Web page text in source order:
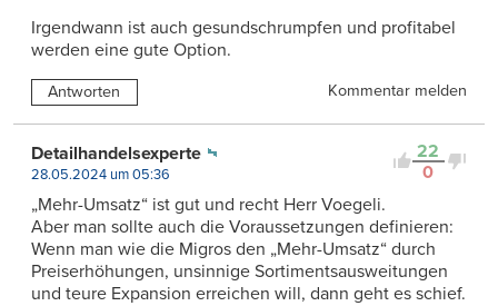
Irgendwann ist auch gesundschrumpfen und profitabel
werden eine gute Option.
Antworten Kommentar melden
22
0
Detailhandelsexperte
28.05.2024 um 05:36
„Mehr-Umsatz“ ist gut und recht Herr Voegeli.
Aber man sollte auch die Voraussetzungen definieren:
Wenn man wie die Migros den „Mehr-Umsatz“ durch
Preiserhöhungen, unsinnige Sortimentsausweitungen
und teure Expansion erreichen will, dann geht es schief.